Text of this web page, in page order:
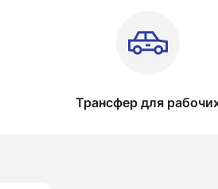
Трансфер для